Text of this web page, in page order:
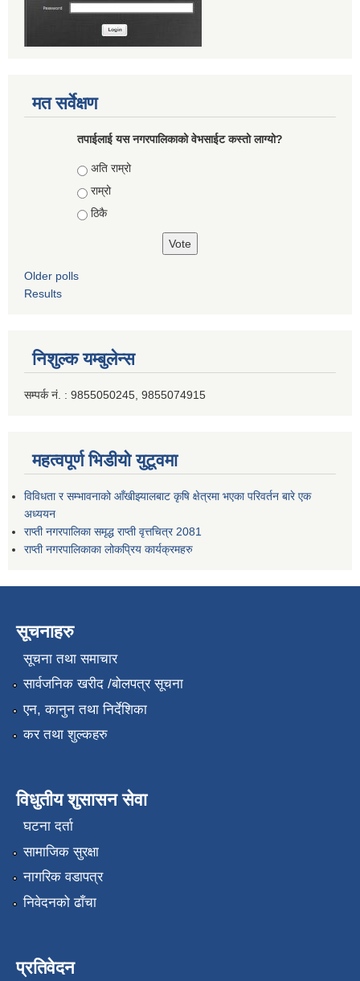
मत सर्वेक्षण
तपाईलाई यस नगरपालिकाको वेभसाईट कस्तो लाग्यो?
Choices
अति राम्रो
राम्रो
ठिकै
Older polls
Results
निशुल्क यम्बुलेन्स
सम्पर्क नं. : 9855050245, 9855074915
महत्वपूर्ण भिडीयो युटूवमा
विविधता र सम्भावनाको आँखीझ्यालबाट कृषि क्षेत्रमा भएका परिवर्तन बारे एक
अध्ययन
राप्ती नगरपालिका समृद्ध राप्ती वृत्तचित्र 2081
राप्ती नगरपालिकाका लोकप्रिय कार्यक्रमहरु
सूचनाहरु
सूचना तथा समाचार
सार्वजनिक खरीद /बोलपत्र सूचना
एन, कानुन तथा निर्देशिका
कर तथा शुल्कहरु
विधुतीय शुसासन सेवा
घटना दर्ता
सामाजिक सुरक्षा
नागरिक वडापत्र
निवेदनको ढाँचा
प्रतिवेदन